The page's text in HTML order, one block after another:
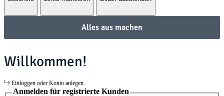
Alles aus machen
Willkommen!
Einloggen oder Konto anlegen.
Anmelden für registrierte Kunden